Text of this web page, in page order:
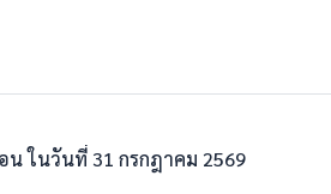
น ในวันที่ 31 กรกฎาคม 2569